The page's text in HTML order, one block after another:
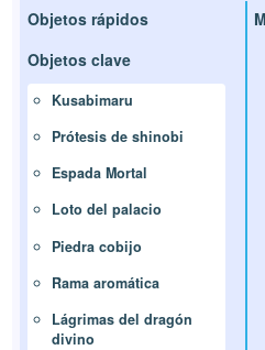
Objetos rápidos
Objetos clave
Kusabimaru
Prótesis de shinobi
Espada Mortal
Loto del palacio
Piedra cobijo
Rama aromática
Lágrimas del dragón
divino